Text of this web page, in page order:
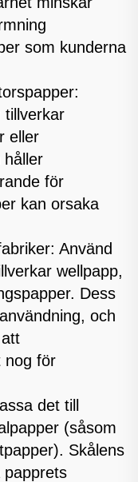
som kunderna
tillverkar
eller
håller
för
kan orsaka
Använd
wellpapp,
Dess
och
nog för
det till
(såsom
Skålens
papprets